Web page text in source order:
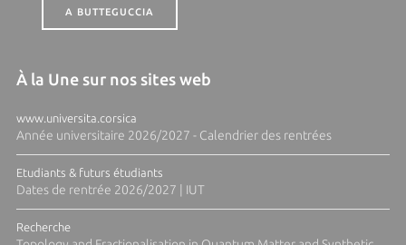
A BUTTEGUCCIA
À la Une sur nos sites web
www.universita.corsica
Année universitaire 2026/2027 - Calendrier des rentrées
Etudiants & futurs étudiants
Dates de rentrée 2026/2027 | IUT
Recherche